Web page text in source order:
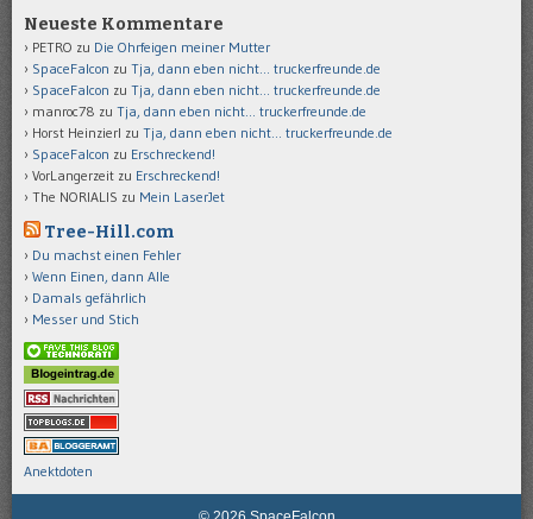
Neueste Kommentare
PETRO zu Die Ohrfeigen meiner Mutter
SpaceFalcon zu Tja, dann eben nicht… truckerfreunde.de
SpaceFalcon zu Tja, dann eben nicht… truckerfreunde.de
manroc78 zu Tja, dann eben nicht… truckerfreunde.de
Horst Heinzierl zu Tja, dann eben nicht… truckerfreunde.de
SpaceFalcon zu Erschreckend!
VorLangerzeit zu Erschreckend!
The NORIALIS zu Mein LaserJet
Tree-Hill.com
Du machst einen Fehler
Wenn Einen, dann Alle
Damals gefährlich
Messer und Stich
Anektdoten